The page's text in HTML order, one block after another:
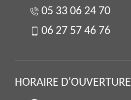
05 33 06 24 70
06 27 57 46 76
HORAIRE D'OUVERTURE